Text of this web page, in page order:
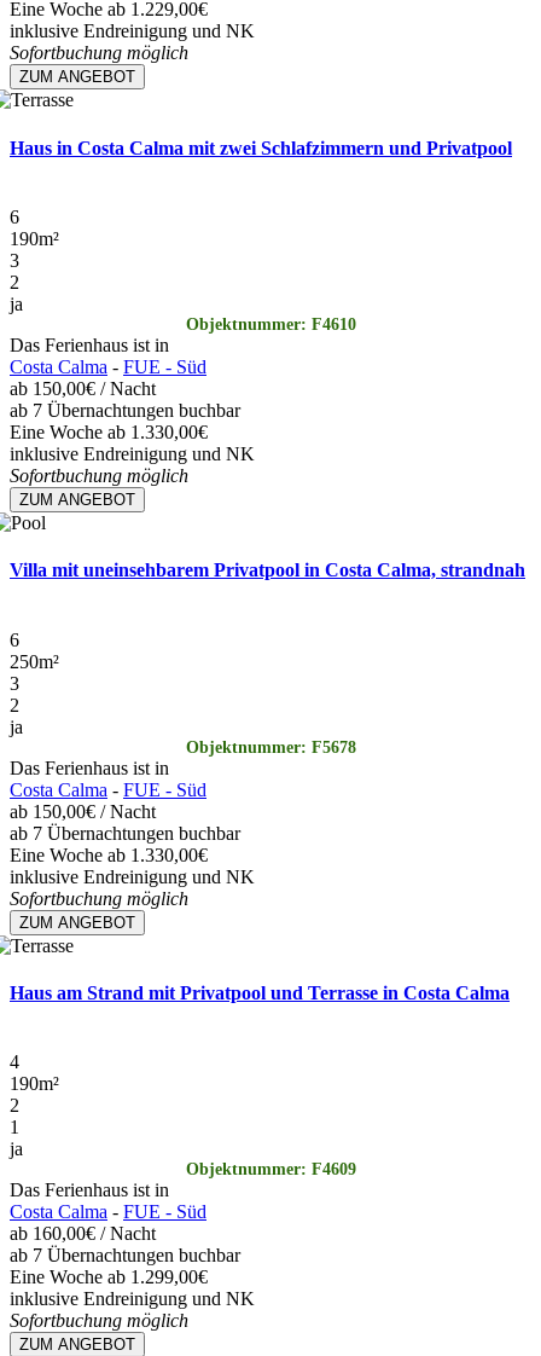
Eine Woche ab 1.229,00€
inklusive Endreinigung und NK
Sofortbuchung möglich
ZUM ANGEBOT
Haus in Costa Calma mit zwei Schlafzimmern und Privatpool
6
190m²
3
2
ja
Objektnummer: F4610
Das Ferienhaus ist in
Costa Calma - FUE - Süd
ab 150,00€ / Nacht
ab 7 Übernachtungen buchbar
Eine Woche ab 1.330,00€
inklusive Endreinigung und NK
Sofortbuchung möglich
ZUM ANGEBOT
Villa mit uneinsehbarem Privatpool in Costa Calma, strandnah
6
250m²
3
2
ja
Objektnummer: F5678
Das Ferienhaus ist in
Costa Calma - FUE - Süd
ab 150,00€ / Nacht
ab 7 Übernachtungen buchbar
Eine Woche ab 1.330,00€
inklusive Endreinigung und NK
Sofortbuchung möglich
ZUM ANGEBOT
Haus am Strand mit Privatpool und Terrasse in Costa Calma
4
190m²
2
1
ja
Objektnummer: F4609
Das Ferienhaus ist in
Costa Calma - FUE - Süd
ab 160,00€ / Nacht
ab 7 Übernachtungen buchbar
Eine Woche ab 1.299,00€
inklusive Endreinigung und NK
Sofortbuchung möglich
ZUM ANGEBOT